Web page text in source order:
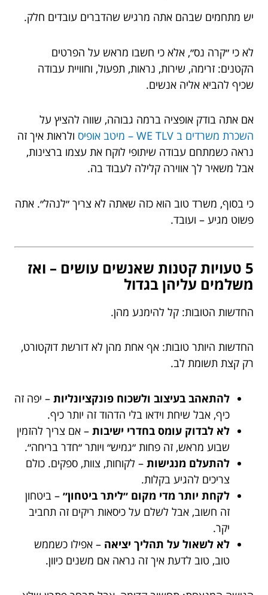
יש מתחמים שבהם אתה מרגיש שהדברים עובדים חלק.
לא כי ״קרה נס״, אלא כי חשבו מראש על הפרטים
הקטנים: זרימה, שירות, נראות, תפעול, וחוויית עבודה
שכיף להביא אליה אנשים.
אם אתה בודק אופציה ברמה גבוהה, שווה להציץ על
השכרת משרדים ב WE TLV – מיטב אופיס
ולראות איך זה
נראה כשמתחם עבודה שיתופי לוקח את עצמו ברצינות,
אבל משאיר לך אווירה קלילה לעבוד בה.
כי בסוף, משרד טוב הוא כזה שאתה לא צריך ״לנהל״. אתה
פשוט מגיע – ועובד.
5 טעויות קטנות שאנשים עושים – ואז
משלמים עליהן בגדול
החדשות הטובות: קל להימנע מהן.
החדשות היותר טובות: אף אחת מהן לא דורשת דוקטורט,
רק קצת תשומת לב.
להתאהב בעיצוב ולשכוח פונקציונליות – יפה זה
כיף, אבל שיחת וידאו בלי הדהוד זה יותר כיף.
לא לבדוק עומס בחדרי ישיבות – אם צריך להזמין
שבוע מראש, זה פחות ״גמיש״ ויותר ״חדר בריחה״.
להתעלם מנגישות – לקוחות, צוות, ספקים. כולם
צריכים להגיע בקלות.
לקחת יותר מדי מקום ״ליתר ביטחון״ – ביטחון
זה חשוב, אבל לשלם על כיסאות ריקים זה תחביב
יקר.
לא לשאול על תהליך יציאה – אפילו כשממש
טוב, טוב לדעת איך זה נראה אם משנים כיוון.